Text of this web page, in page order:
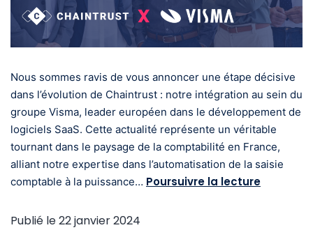
Nous sommes ravis de vous annoncer une étape décisive
dans l’évolution de Chaintrust : notre intégration au sein du
groupe Visma, leader européen dans le développement de
logiciels SaaS. Cette actualité représente un véritable
tournant dans le paysage de la comptabilité en France,
alliant notre expertise dans l’automatisation de la saisie
comptable à la puissance… Poursuivre la lecture
Publié le22 janvier 2024